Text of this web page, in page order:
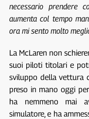
necessario prendere
aumenta col tempo
ora mi sento molto
La McLaren non
suoi piloti titolari e
sviluppo della vettura
preso in mano oggi
ha nemmeno mai
simulatore, e ha